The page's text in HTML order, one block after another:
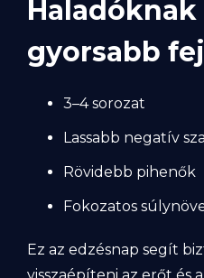
Haladóknak
gyorsabb
3–4 sorozat
Lassabb negatív
Rövidebb pihenők
Fokozatos
Ez az edzésnap segít